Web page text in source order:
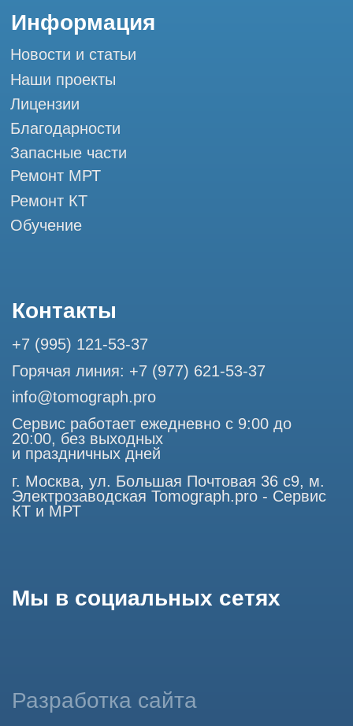
Мы в социальных сетях
только с согласия владельца. Владелец оставляет за собой
право воспользоваться статьей 146 УК РФ при нарушении
представленная на сайте, ни при каких условиях не
является публичной офертой, определяемой положениями
Продолжая работу с сайтом, вы даете согласие на
использование сайтом cookies и обработку персональных
данных в целях функционирования сайта, проведения
сервиса и предоставления релевантной рекламной
информации на основе ваших предпочтений и интересов.
Профессиональный сервис МРТ и КТ
ООО "ТОМОГРАФ ПРО" ИНН 9701226718 ОГРН
1227700720532
© Tomograph.pro
Разработка сайта